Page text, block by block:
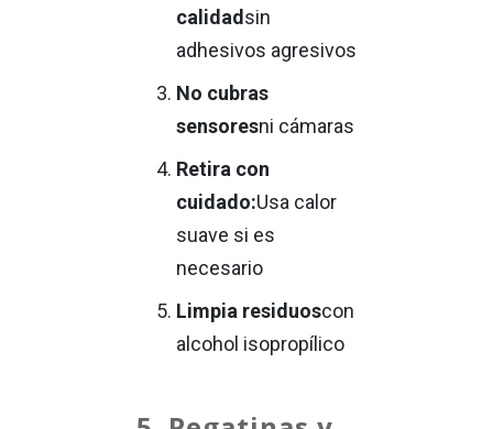
calidadsin
adhesivos agresivos
No cubras
sensoresni cámaras
Retira con
cuidado:Usa calor
suave si es
necesario
Limpia residuoscon
alcohol isopropílico